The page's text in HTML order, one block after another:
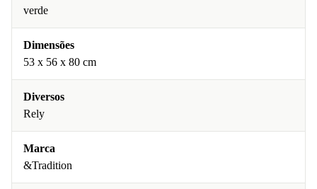
verde
Dimensões
53 x 56 x 80 cm
Diversos
Rely
Marca
&Tradition